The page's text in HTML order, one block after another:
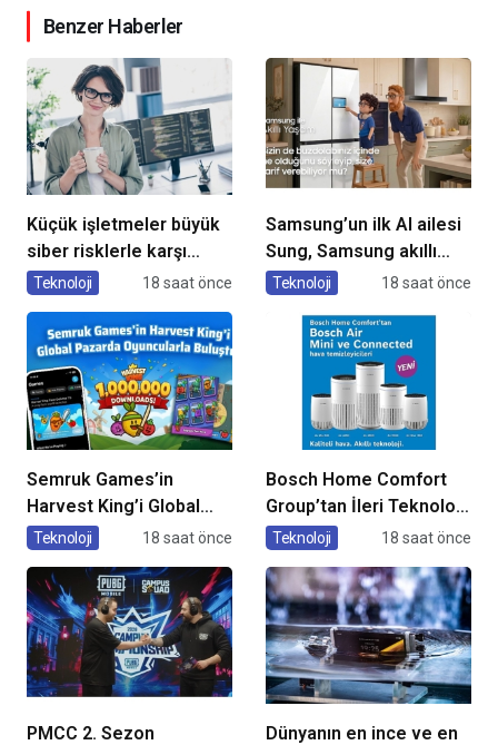
Benzer Haberler
Küçük işletmeler büyük
siber risklerle karşı
karşıya
Teknoloji 18 saat önce
Samsung’un ilk AI ailesi
Sung, Samsung akıllı
yaşam deneyimini
Teknoloji 18 saat önce
Semruk Games’in
Harvest King’i Global
Pazarda Oyuncularla
Teknoloji 18 saat önce
Bosch Home Comfort
Group’tan İleri Teknoloji
Hava Temizleme
Teknoloji 18 saat önce
PMCC 2. Sezon
Dünyanın en ince ve en